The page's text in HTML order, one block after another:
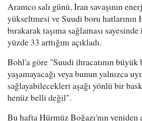
Aramco salı günü, İran savaşının
yükseltmesi ve Suudi boru hatlarının
bırakarak taşıma sağlaması
yüzde 33 arttığını açıkladı.
Bohl'a göre "Suudi ihracatının büyük
yaşamayacağı veya bunun yalnızca
sağlayabilecekleri aşağı yönlü bir
henüz belli değil".
Bu hafta Hürmüz Boğazı'nın yeniden